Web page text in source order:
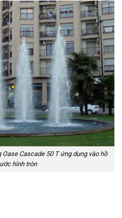
Cascade 50 T ứng dụng vào hồ
hình tròn